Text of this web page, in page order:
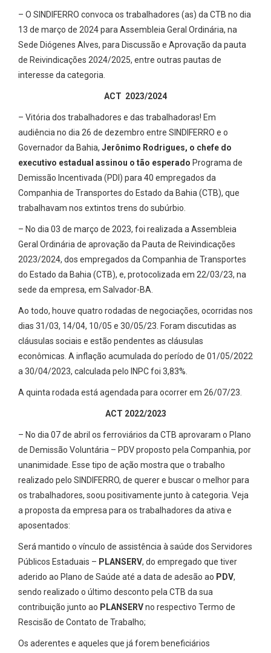
– O SINDIFERRO convoca os trabalhadores (as) da CTB no dia
13 de março de 2024 para Assembleia Geral Ordinária, na
Sede Diógenes Alves, para Discussão e Aprovação da pauta
de Reivindicações 2024/2025, entre outras pautas de
interesse da categoria.
ACT 2023/2024
– Vitória dos trabalhadores e das trabalhadoras! Em
audiência no dia 26 de dezembro entre SINDIFERRO e o
Governador da Bahia, Jerônimo Rodrigues, o chefe do
executivo estadual assinou o tão esperado Programa de
Demissão Incentivada (PDI) para 40 empregados da
Companhia de Transportes do Estado da Bahia (CTB), que
trabalhavam nos extintos trens do subúrbio.
– No dia 03 de março de 2023, foi realizada a Assembleia
Geral Ordinária de aprovação da Pauta de Reivindicações
2023/2024, dos empregados da Companhia de Transportes
do Estado da Bahia (CTB), e, protocolizada em 22/03/23, na
sede da empresa, em Salvador-BA.
Ao todo, houve quatro rodadas de negociações, ocorridas nos
dias 31/03, 14/04, 10/05 e 30/05/23. Foram discutidas as
cláusulas sociais e estão pendentes as cláusulas
econômicas. A inflação acumulada do período de 01/05/2022
a 30/04/2023, calculada pelo INPC foi 3,83%.
A quinta rodada está agendada para ocorrer em 26/07/23.
ACT 2022/2023
– No dia 07 de abril os ferroviários da CTB aprovaram o Plano
de Demissão Voluntária – PDV proposto pela Companhia, por
unanimidade. Esse tipo de ação mostra que o trabalho
realizado pelo SINDIFERRO, de querer e buscar o melhor para
os trabalhadores, soou positivamente junto à categoria. Veja
a proposta da empresa para os trabalhadores da ativa e
aposentados:
Será mantido o vínculo de assistência à saúde dos Servidores
Públicos Estaduais – PLANSERV, do empregado que tiver
aderido ao Plano de Saúde até a data de adesão ao PDV,
sendo realizado o último desconto pela CTB da sua
contribuição junto ao PLANSERVno respectivo Termo de
Rescisão de Contato de Trabalho;
Os aderentes e aqueles que já forem beneficiários